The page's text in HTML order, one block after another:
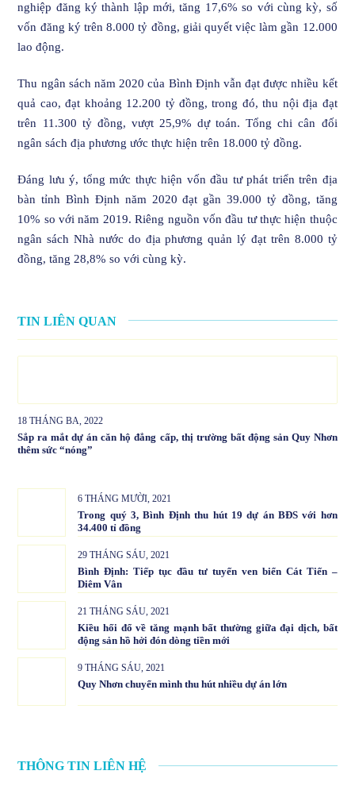
nghiệp đăng ký thành lập mới, tăng 17,6% so với cùng kỳ, số
vốn đăng ký trên 8.000 tỷ đồng, giải quyết việc làm gần 12.000
lao động.
Thu ngân sách năm 2020 của Bình Định vẫn đạt được nhiều kết
quả cao, đạt khoảng 12.200 tỷ đồng, trong đó, thu nội địa đạt
trên 11.300 tỷ đồng, vượt 25,9% dự toán. Tổng chi cân đối
ngân sách địa phương ước thực hiện trên 18.000 tỷ đồng.
Đáng lưu ý, tổng mức thực hiện vốn đầu tư phát triển trên địa
bàn tỉnh Bình Định năm 2020 đạt gần 39.000 tỷ đồng, tăng
10% so với năm 2019. Riêng nguồn vốn đầu tư thực hiện thuộc
ngân sách Nhà nước do địa phương quản lý đạt trên 8.000 tỷ
đồng, tăng 28,8% so với cùng kỳ.
TIN LIÊN QUAN
18 THÁNG BA, 2022
Sắp ra mắt dự án căn hộ đẳng cấp, thị trường bất động sản Quy Nhơn
thêm sức “nóng”
6 THÁNG MƯỜI, 2021
Trong quý 3, Bình Định thu hút 19 dự án BĐS với hơn
34.400 tỉ đồng
29 THÁNG SÁU, 2021
Bình Định: Tiếp tục đầu tư tuyến ven biển Cát Tiến –
Diêm Vân
21 THÁNG SÁU, 2021
Kiều hối đổ về tăng mạnh bất thường giữa đại dịch, bất
động sản hồ hởi đón dòng tiền mới
9 THÁNG SÁU, 2021
Quy Nhơn chuyển mình thu hút nhiều dự án lớn
THÔNG TIN LIÊN HỆ